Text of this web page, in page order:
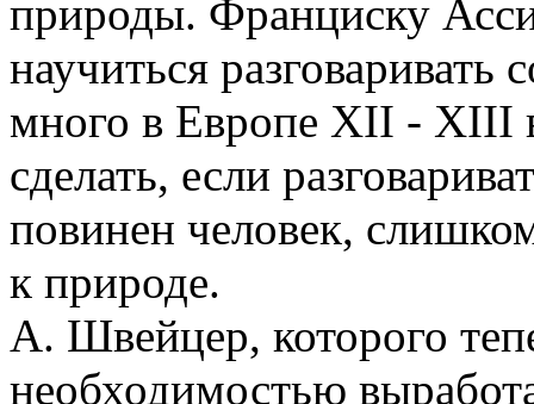
природы. Франциску
научиться
много в Европе XII - XIII
сделать, если
повинен человек,
к природе.
А. Швейцер, которого
необходимостью